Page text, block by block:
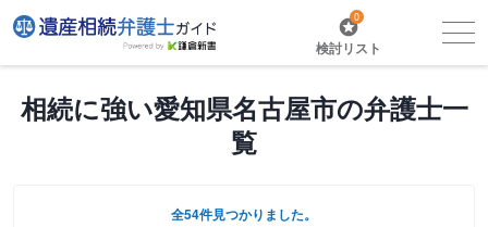
0
検討リスト
相続に強い愛知県名古屋市の弁護士一
覧
全54件見つかりました。